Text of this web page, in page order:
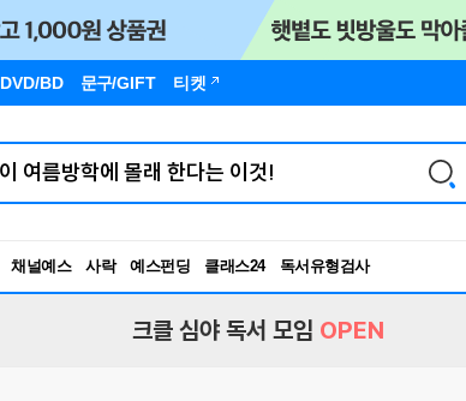
DVD/BD 문구/GIFT 티켓
채널예스 사락 예스펀딩 클래스24
독서유형검사
RBTI Lab
크클 심야 독서 모임 OPEN